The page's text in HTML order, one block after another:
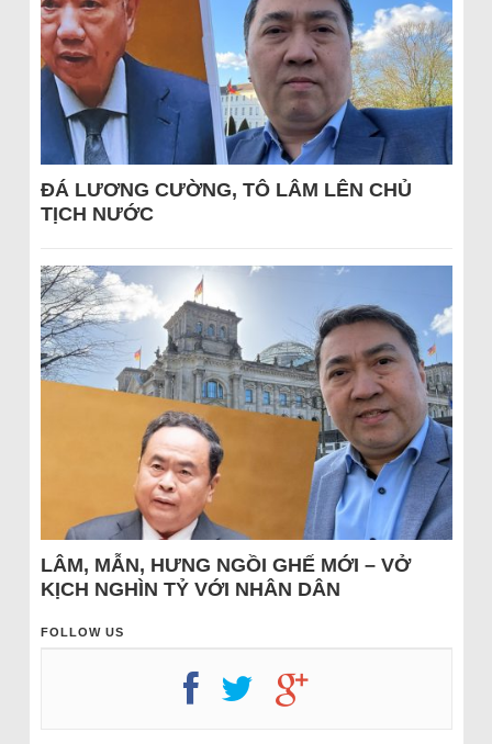
ĐÁ LƯƠNG CƯỜNG, TÔ LÂM LÊN CHỦ
TỊCH NƯỚC
LÂM, MẪN, HƯNG NGỒI GHẾ MỚI – VỞ
KỊCH NGHÌN TỶ VỚI NHÂN DÂN
FOLLOW US